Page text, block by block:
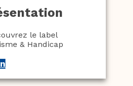
le label
& Handicap